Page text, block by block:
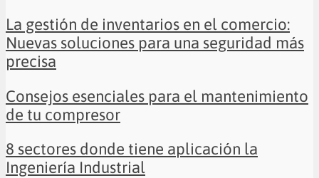
La gestión de inventarios en el comercio:
Nuevas soluciones para una seguridad más
precisa
Consejos esenciales para el mantenimiento
de tu compresor
8 sectores donde tiene aplicación la
Ingeniería Industrial